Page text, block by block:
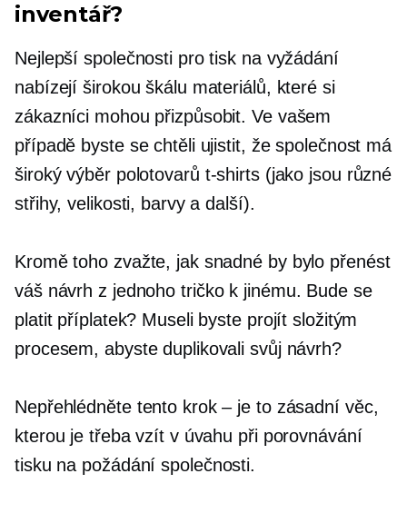
inventář?
Nejlepší společnosti pro tisk na vyžádání
nabízejí širokou škálu materiálů, které si
zákazníci mohou přizpůsobit. Ve vašem
případě byste se chtěli ujistit, že společnost má
široký výběr polotovarů t-shirts(jako jsou různé
střihy, velikosti, barvy a další).
Kromě toho zvažte, jak snadné by bylo přenést
váš návrh z jednoho tričkok jinému. Bude se
platit příplatek? Museli byste projít složitým
procesem, abyste duplikovali svůj návrh?
Nepřehlédněte tento krok – je to zásadní věc,
kterou je třeba vzít v úvahu při porovnávání
tisku na požádání společnosti.